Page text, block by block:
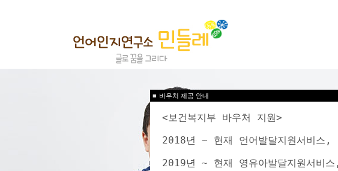
■ 바우처 제공 안내
<보건복지부 바우처 지원>
2018년 ~ 현재 언어발달지원서비스,
2019년 ~ 현재 영유아발달지원서비스